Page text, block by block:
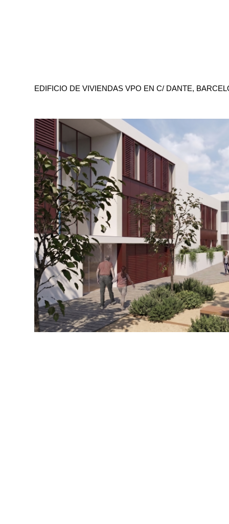
EDIFICIO DE VIVIENDAS VPO EN C/ DANTE,